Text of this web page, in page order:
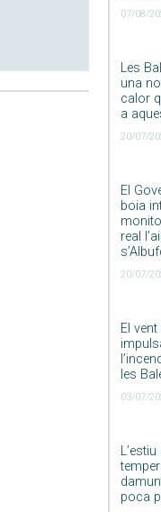
07/08/
Les
una
calor
a
20/07/
El
boia
real
20/07/
El
les
03/07/
poca